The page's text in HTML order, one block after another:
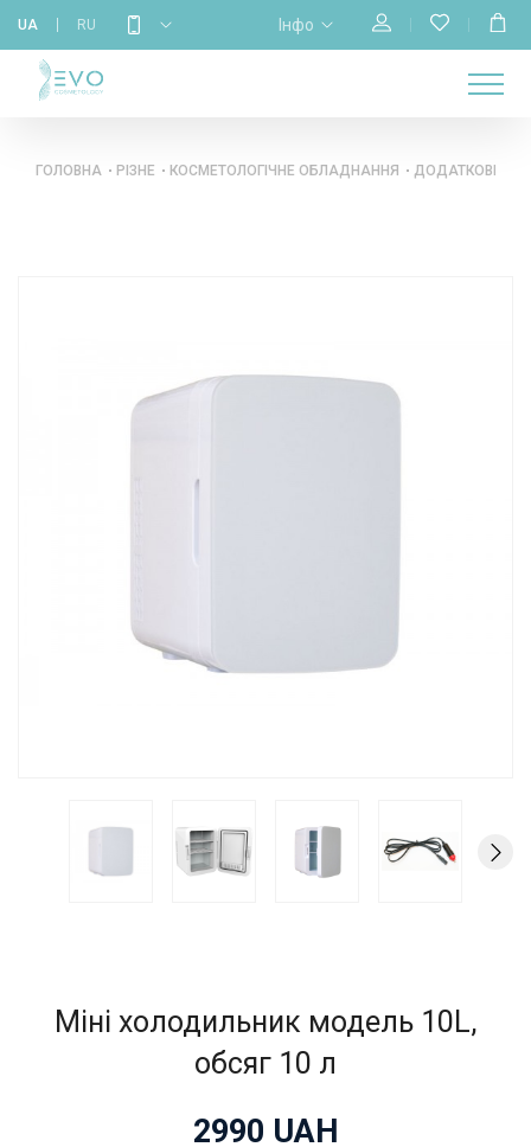
UA RU Інфо
ГОЛОВНА
НАС
МАГАЗИН
НАВЧАННЯ
ГОЛОВНА РІЗНЕ КОСМЕТОЛОГІЧНЕ ОБЛАДНАННЯ ДОДАТКОВЕ
Міні холодильник модель 10L,
обсяг 10 л
2990 UAH